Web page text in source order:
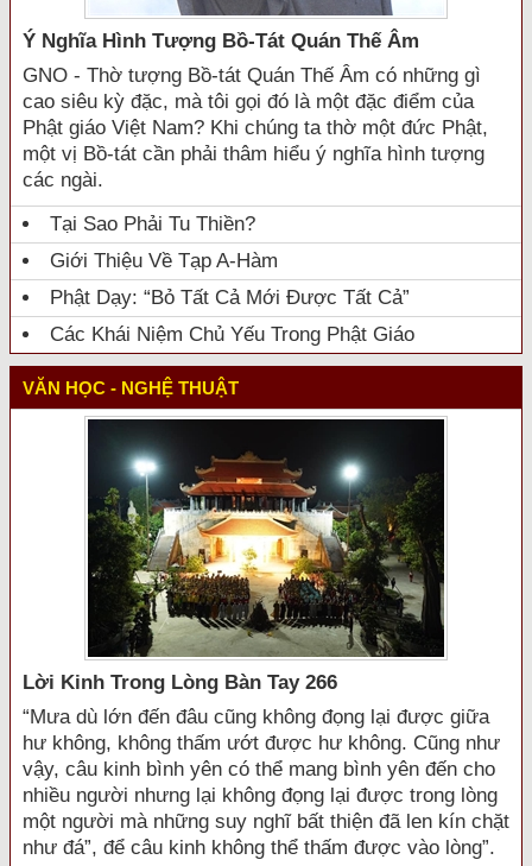
Ý Nghĩa Hình Tượng Bồ-Tát Quán Thế Âm
GNO - Thờ tượng Bồ-tát Quán Thế Âm có những gì
cao siêu kỳ đặc, mà tôi gọi đó là một đặc điểm của
Phật giáo Việt Nam? Khi chúng ta thờ một đức Phật,
một vị Bồ-tát cần phải thâm hiểu ý nghĩa hình tượng
các ngài.
Tại Sao Phải Tu Thiền?
Giới Thiệu Về Tạp A-Hàm
Phật Dạy: “Bỏ Tất Cả Mới Được Tất Cả”
Các Khái Niệm Chủ Yếu Trong Phật Giáo
VĂN HỌC - NGHỆ THUẬT
Lời Kinh Trong Lòng Bàn Tay 266
“Mưa dù lớn đến đâu cũng không đọng lại được giữa
hư không, không thấm ướt được hư không. Cũng như
vậy, câu kinh bình yên có thể mang bình yên đến cho
nhiều người nhưng lại không đọng lại được trong lòng
một người mà những suy nghĩ bất thiện đã len kín chặt
như đá”, để câu kinh không thể thấm được vào lòng”.